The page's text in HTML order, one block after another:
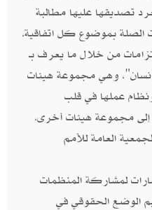
تصديقها عليها مطالبة
الصلة بموضوع كل اتفاقية،
من خلال ما يعرف بـ
وهي مجموعة هيئات
عملها في قلب
إلى مجموعة هيئات أخرى،
العامة للأمم
لمشاركة المنظمات
الوضع الحقوقي في